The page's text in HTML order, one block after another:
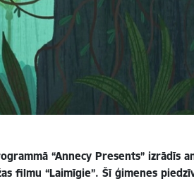
“Annecy Presents” izrādīs
filmu “Laimīgie”. Šī ģimenes